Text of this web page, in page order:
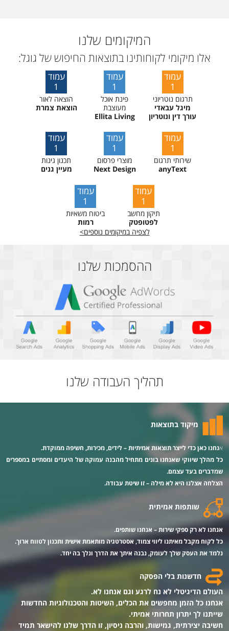
המיקומים שלנו
אלו מיקומי לקוחותינו בתוצאות החיפוש של גוגל:
עמוד
1
תרגום נוטריוני
מיגל עבאדי
עורך דין ונוטריון
עמוד
1
פינת אוכל
מעוצבת
Ellita Living
עמוד
1
הוצאה לאור
הוצאת צמרת
עמוד
1
שירותי תרגום
anyText
עמוד
1
מוצרי פרסום
Next Design
עמוד
1
תכנון גינות
מעיין גנים
עמוד
1
תיקון מחשב
לפטופטק
עמוד
1
ביטוח משאיות
רמות
לצפיה במיקומים נוספים>
ההסמכות שלנו
תהליך העבודה שלנו
מיקוד בתוצאות
אנחנו כאן כדי לייצר תוצאות אמיתיות – לידים, מכירות, חשיפה ממוקדת.
כל מהלך שיווקי שאנחנו בונים מתחיל מהבנה עמוקה של היעדים ומסתיים במספרים
שמדברים בעד עצמם.
הצלחה אצלנו היא לא מילה – זו שיטת עבודה.
שותפות אמיתית
אנחנו לא רק ספקי שירות – אנחנו שותפים.
כל לקוח מקבל מאיתנו ליווי צמוד, אסטרטגיה מותאמת אישית ותכנון לטווח ארוך.
נלמד את העסק שלך לעומק, נבנה איתך את הדרך ונלך בה יחד.
חדשנות בלי הפסקה
העולם הדיגיטלי לא נח לרגע וגם אנחנו לא.
אנחנו כל הזמן מחפשים את הכלים, השיטות והטכנולוגיות החדשות
שייתנו לך יתרון תחרותי אמיתי.
חשיבה יצירתית, גמישות, והרבה ניסיון, זו הדרך שלנו להישאר תמיד